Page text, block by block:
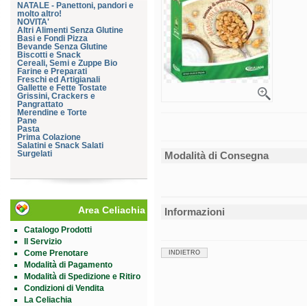
NATALE - Panettoni, pandori e
molto altro!
NOVITA'
Altri Alimenti Senza Glutine
Basi e Fondi Pizza
Bevande Senza Glutine
Biscotti e Snack
Cereali, Semi e Zuppe Bio
Farine e Preparati
Freschi ed Artigianali
Gallette e Fette Tostate
Grissini, Crackers e
Pangrattato
Merendine e Torte
Pane
Pasta
Prima Colazione
Salatini e Snack Salati
Surgelati
Area Celiachia
Catalogo Prodotti
Il Servizio
Come Prenotare
Modalità di Pagamento
Modalità di Spedizione e Ritiro
Condizioni di Vendita
La Celiachia
Modalità di Consegna
Informazioni
INDIETRO